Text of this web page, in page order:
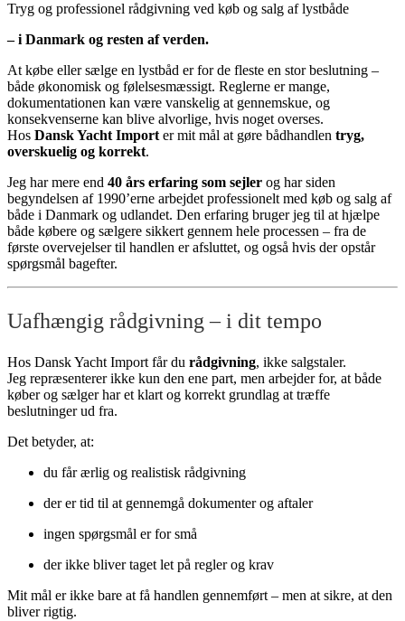
Tryg og professionel rådgivning ved køb og salg af lystbåde
– i Danmark og resten af verden.
At købe eller sælge en lystbåd er for de fleste en stor beslutning –
både økonomisk og følelsesmæssigt. Reglerne er mange,
dokumentationen kan være vanskelig at gennemskue, og
konsekvenserne kan blive alvorlige, hvis noget overses.
Hos Dansk Yacht Importer mit mål at gøre bådhandlen tryg,
overskuelig og korrekt.
Jeg har mere end 40 års erfaring som sejler og har siden
begyndelsen af 1990’erne arbejdet professionelt med køb og salg af
både i Danmark og udlandet. Den erfaring bruger jeg til at hjælpe
både købere og sælgere sikkert gennem hele processen – fra de
første overvejelser til handlen er afsluttet, og også hvis der opstår
spørgsmål bagefter.
Uafhængig rådgivning – i dit tempo
Hos Dansk Yacht Import får du rådgivning, ikke salgstaler.
Jeg repræsenterer ikke kun den ene part, men arbejder for, at både
køber og sælger har et klart og korrekt grundlag at træffe
beslutninger ud fra.
Det betyder, at:
du får ærlig og realistisk rådgivning
der er tid til at gennemgå dokumenter og aftaler
ingen spørgsmål er for små
der ikke bliver taget let på regler og krav
Mit mål er ikke bare at få handlen gennemført – men at sikre, at den
bliver rigtig.